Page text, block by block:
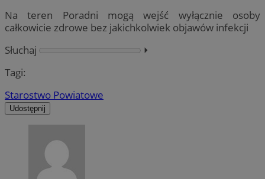
Na teren Poradni mogą wejść wyłącznie osoby
całkowicie zdrowe bez jakichkolwiek objawów infekcji
Słuchaj
⏵︎
Tagi:
Starostwo Powiatowe
Udostępnij